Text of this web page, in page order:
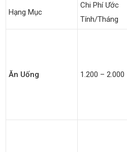
Hạng Mục
Chi Phí Ước
Tính/tháng
Ăn Uống 1.200 – 2.000